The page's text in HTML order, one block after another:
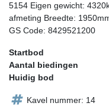
5154 Eigen gewicht:
afmeting Breedte:
GS Code: 8429521200
Startbod
Aantal biedingen
Huidig bod
Kavel nummer: 14